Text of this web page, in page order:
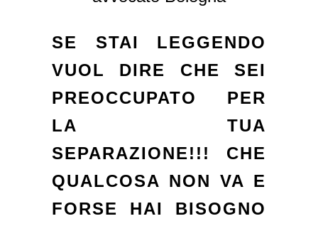
SE STAI LEGGENDO
VUOL DIRE CHE SEI
PREOCCUPATO PER
LA TUA
SEPARAZIONE!!! CHE
QUALCOSA NON VA E
FORSE HAI BISOGNO